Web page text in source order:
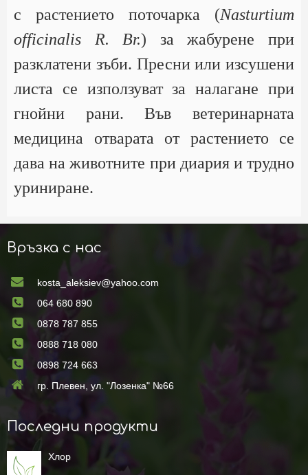
с растението поточарка (Nasturtium
officinalis R. Br.) за жабурене при
разклатени зъби. Пресни или изсушени
листа се използуват за налагане при
гнойни рани. Във ветеринарната
медицина отварата от растението се
дава на животните при диария и трудно
уриниране.
Връзка с нас
kosta_aleksiev@yahoo.com
064 680 890
0878 787 855
0888 718 080
0898 724 663
гр. Плевен, ул. "Лозенка" №66
Последни продукти
Хлор